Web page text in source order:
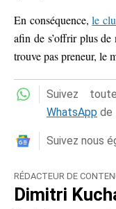
En conséquence,le
afin de s’offrir plus de
trouve pas preneur, le
Suivez
WhatsApp de
Suivez nous
RÉDACTEUR DE
Dimitri